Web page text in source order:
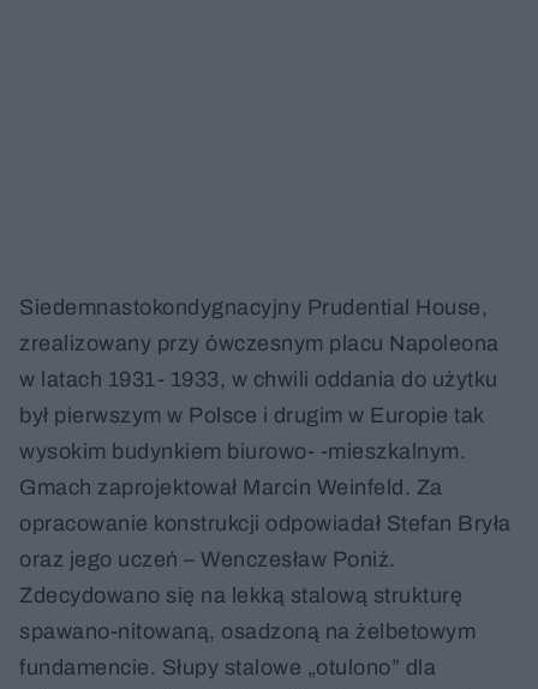
Siedemnastokondygnacyjny Prudential House,
zrealizowany przy ówczesnym placu Napoleona
w latach 1931- 1933, w chwili oddania do użytku
był pierwszym w Polsce i drugim w Europie tak
wysokim budynkiem biurowo- -mieszkalnym.
Gmach zaprojektował Marcin Weinfeld. Za
opracowanie konstrukcji odpowiadał Stefan Bryła
oraz jego uczeń – Wenczesław Poniż.
Zdecydowano się na lekką stalową strukturę
spawano-nitowaną, osadzoną na żelbetowym
fundamencie. Słupy stalowe „otulono” dla